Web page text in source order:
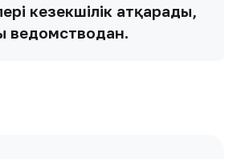
кезекшілік атқарады,
ведомстводан.